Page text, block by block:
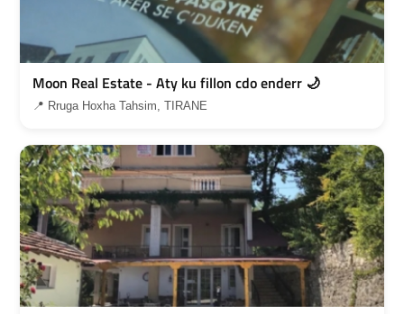
Moon Real Estate - Aty ku fillon cdo enderr 🌙
📍 Rruga Hoxha Tahsim, TIRANE